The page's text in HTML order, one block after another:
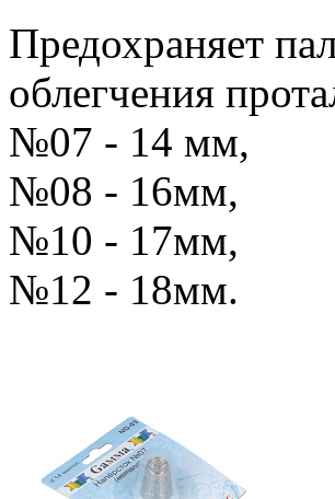
Предохраняет
облегчения
№07 - 14 мм,
№08 - 16мм,
№10 - 17мм,
№12 - 18мм.